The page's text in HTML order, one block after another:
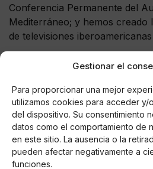
Gestionar el
Para proporcionar una mejor
utilizamos cookies para acceder y/
del dispositivo. Su consentimiento
datos como el comportamiento de
en este sitio. La ausencia o la
pueden afectar negativamente a
funciones.
Conferencia Permanente del
Mediterráneo; y hemos
de televisiones
Hemos conseguido, también, a
participen en construir la RTVE
podido, también, avanzar en
de nuestro segundo plan de
nuestro compromiso con el
cooperando con las
la eliminación de la huella de